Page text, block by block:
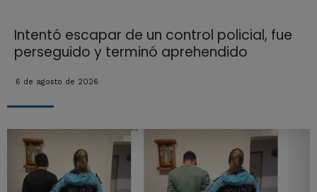
Intentó escapar de un control policial, fue
perseguido y terminó aprehendido
6 de agosto de 2026